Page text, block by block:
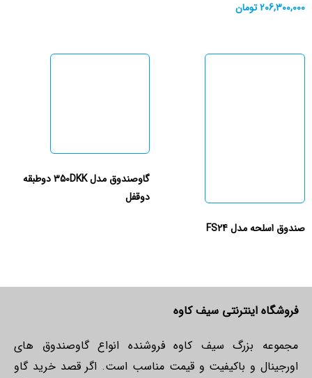
206,300,000تومان
صندوق اسلحه مدل FS24
گاوصندوق مدل 350DKK دوطبقه
دوقفل
فروشگاه اینترنتی سیف کاوه
مجموعه بزرگ سیف کاوه فروشنده انواع گاوصندوق های
اورجینال و باکیفیت و قیمت مناسب است. اگر قصد خرید گاو